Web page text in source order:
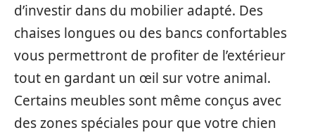
d’investir dans du mobilier adapté. Des
chaises longues ou des bancs confortables
vous permettront de profiter de l’extérieur
tout en gardant un œil sur votre animal.
Certains meubles sont même conçus avec
des zones spéciales pour que votre chien